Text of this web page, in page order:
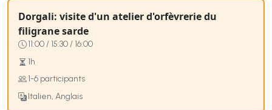
Dorgali: visite d'un atelier d'orfèvrerie du
filigrane sarde
11:00 / 15:30 / 16:00
1h
1-6 participants
Italien, Anglais